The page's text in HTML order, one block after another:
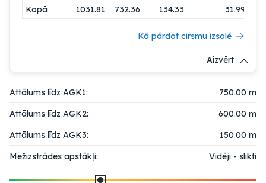
Kopā
1031.81 732.36 134.33 31.99
Kā pārdot cirsmu izsolē
Aizvērt
Attālums līdz AGK1:
750.00 m
Attālums līdz AGK2:
600.00 m
Attālums līdz AGK3:
150.00 m
Mežizstrādes apstākļi:
Vidēji - slikti